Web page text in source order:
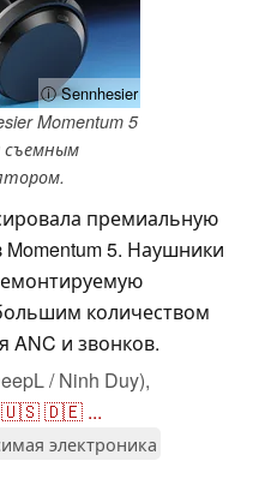
ⓘ Sennhesier
Momentum 5
премиальную
5. Наушники
количеством
ANC и звонков.
/ Ninh Duy),
🇺🇸🇩🇪 ...
электроника